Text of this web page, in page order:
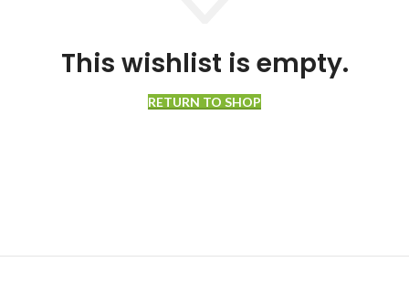
This wishlist is empty.
RETURN TO SHOP